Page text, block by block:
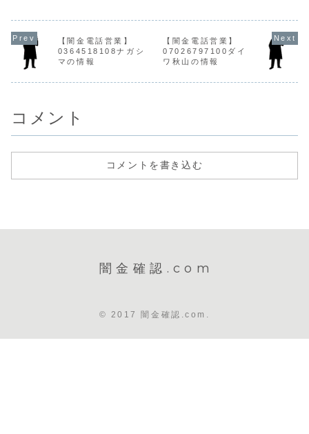
週間で元本の10割
以上を請求してく
る悪質な闇金で
す。貸金業登録も
なく、信用情報が
ありません。取り
信用情報がありま
せん。取り立て時
は攻撃的な言葉遣
いになり、嫌がら
常に悪質なヤミ
登録もなく、信用
情報がありませ
ん。取り立て時は
攻撃的な言葉遣い
を始めます。非常
営業手に入
人情報先に
案内電話営
けてきます
金は手数料
ていきます
【闇金電話営業】
0364518108ナガシ
マの情報
【闇金電話営業】
07026797100ダイ
ワ秋山の情報
コメント
コメントを書き込む
闇金確認.com
© 2017 闇金確認.com.